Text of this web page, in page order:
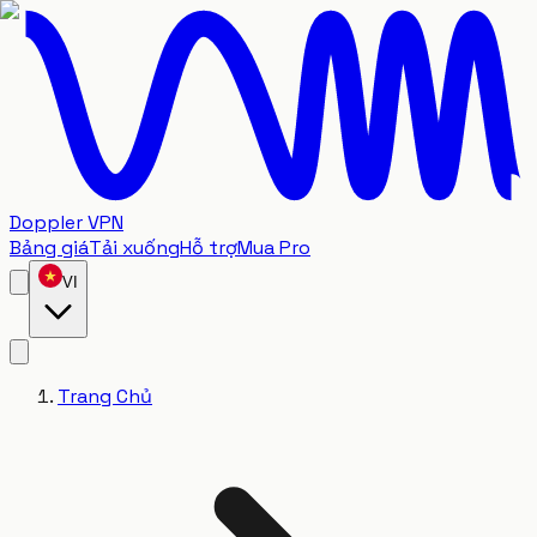
Doppler VPN
Bảng giáTải xuốngHỗ trợMua Pro
VI
Trang Chủ